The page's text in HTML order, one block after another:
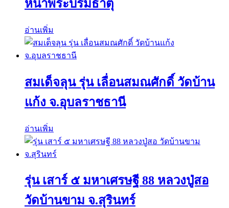
หน้าพระบรมธาตุ
อ่านเพิ่ม
สมเด็จลุน รุ่น เลื่อนสมณศักดิ์ วัดบ้าน
แก้ง จ.อุบลราชธานี
อ่านเพิ่ม
รุ่น เสาร์ ๕ มหาเศรษฐี 88 หลวงปู่สอ
วัดบ้านขาม จ.สุรินทร์